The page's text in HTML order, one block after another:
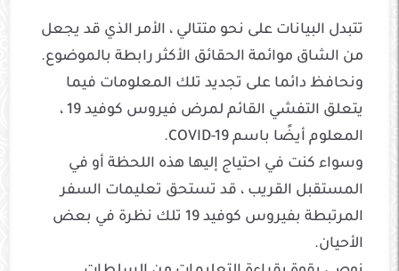
تتبدل البيانات على نحو متتالي ، الأمر الذي قد يجعل
من الشاق موائمة الحقائق الأكثر رابطة بالموضوع.
ونحافظ دائما على تجديد تلك المعلومات فيما
يتعلق التفشي القائم لمرض فيروس كوفيد 19 ،
المعلوم أيضًا باسم COVID-19.
وسواء كنت في احتياج إليها هذه اللحظة أو في
المستقبل القريب ، قد تستحق تعليمات السفر
المرتبطة بفيروس كوفيد 19 تلك نظرة في بعض
الأحيان.